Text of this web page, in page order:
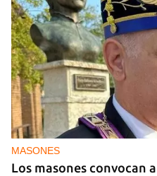
MIAMI
La hija de un
EE UU en 2003 está
MASONES
Los masones convocan